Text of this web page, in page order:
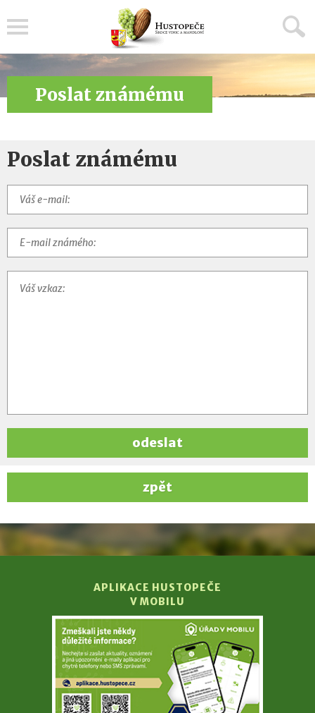
Poslat známému
Poslat známému
odeslat
zpět
APLIKACE HUSTOPEČE
V MOBILU